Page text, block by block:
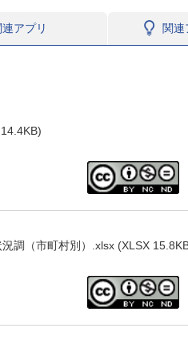
連アプリ 関連
調（市町村別）.xlsx (XLSX